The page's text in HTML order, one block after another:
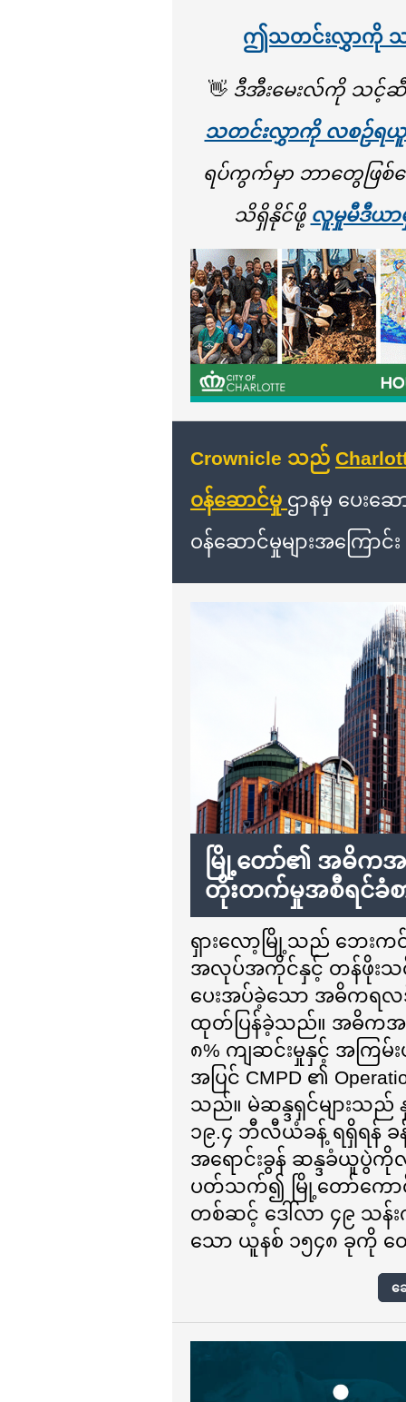
ဤသတင်းလွှာကို သ
👋 ဒီအီးမေးလ်ကို သင့်ဆီ ပို့
သတင်းလွှာကို လစဉ်ရယူဖို့
ရပ်ကွက်မှာ ဘာတွေဖြ
သိရှိနိုင်ဖို့ လူမှုမီဒီယာ
Crownicle သည်
ဝန်ဆောင်မှု ဌာနမှ ပေးဆ
ဝန်ဆောင်မှုများအကြေ
မြို့တော်၏ အဓိကအခ
တိုးတက်မှုအစီရင်ခံစ
ရှားလော့မြို့သည် ဘေးကင်း
အလုပ်အကိုင်နှင့် တန်ဖိုးသင့်
ပေးအပ်ခဲ့သော အဓိကရလ
ထုတ်ပြန်ခဲ့သည်။ အဓိကအခ
၈% ကျဆင်းမှုနှင့် အကြမ်း
အပြင် CMPD ၏
သည်။ မဲဆန္ဒရှင်များသည်
၁၉.၄ ဘီလီယံခန့် ရရှိရန် ခ
အရောင်းခွန် ဆန္ဒခံယူပွဲ
ပတ်သက်၍ မြို့တော်ကော
တစ်ဆင့် ဒေါ်လာ ၄၉ သ
သော ယူနစ် ၁၅၄၈ ခုကို
ဆ